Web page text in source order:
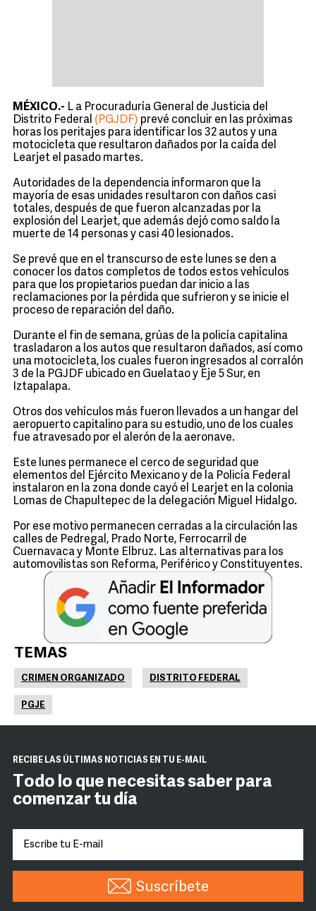
MÉXICO.- L a Procuraduría General de Justicia del
Distrito Federal (PGJDF) prevé concluir en las próximas
horas los peritajes para identificar los 32 autos y una
motocicleta que resultaron dañados por la caída del
Learjet el pasado martes.
Autoridades de la dependencia informaron que la
mayoría de esas unidades resultaron con daños casi
totales, después de que fueron alcanzadas por la
explosión del Learjet, que además dejó como saldo la
muerte de 14 personas y casi 40 lesionados.
Se prevé que en el transcurso de este lunes se den a
conocer los datos completos de todos estos vehículos
para que los propietarios puedan dar inicio a las
reclamaciones por la pérdida que sufrieron y se inicie el
proceso de reparación del daño.
Durante el fin de semana, grúas de la policía capitalina
trasladaron a los autos que resultaron dañados, así como
una motocicleta, los cuales fueron ingresados al corralón
3 de la PGJDF ubicado en Guelatao y Eje 5 Sur, en
Iztapalapa.
Otros dos vehículos más fueron llevados a un hangar del
aeropuerto capitalino para su estudio, uno de los cuales
fue atravesado por el alerón de la aeronave.
Este lunes permanece el cerco de seguridad que
elementos del Ejército Mexicano y de la Policía Federal
instalaron en la zona donde cayó el Learjet en la colonia
Lomas de Chapultepec de la delegación Miguel Hidalgo.
Por ese motivo permanecen cerradas a la circulación las
calles de Pedregal, Prado Norte, Ferrocarril de
Cuernavaca y Monte Elbruz. Las alternativas para los
automovilistas son Reforma, Periférico y Constituyentes.
TEMAS
CRIMEN ORGANIZADO DISTRITO FEDERAL
PGJE
RECIBE LAS ÚLTIMAS NOTICIAS EN TU E-MAIL
Todo lo que necesitas saber para
comenzar tu día
Suscríbete